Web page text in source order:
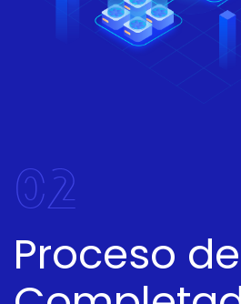
02
Proceso